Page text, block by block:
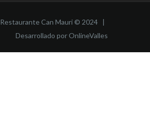
Restaurante Can Mauri © 2024 |
Desarrollado por OnlineValles